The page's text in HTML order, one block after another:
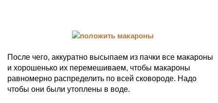
После чего, аккуратно высыпаем из пачки все макароны
и хорошенько их перемешиваем, чтобы макароны
равномерно распределить по всей сковороде. Надо
чтобы они были утоплены в воде.